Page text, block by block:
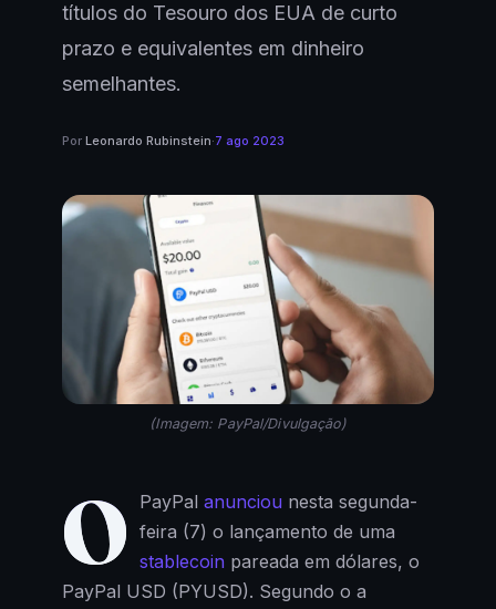
títulos do Tesouro dos EUA de curto
prazo e equivalentes em dinheiro
semelhantes.
Por Leonardo Rubinstein·7 ago 2023
(Imagem: PayPal/Divulgação)
O PayPal anunciounesta segunda-
feira (7) o lançamento de uma
stablecoinpareada em dólares, o
PayPal USD (PYUSD). Segundo o a